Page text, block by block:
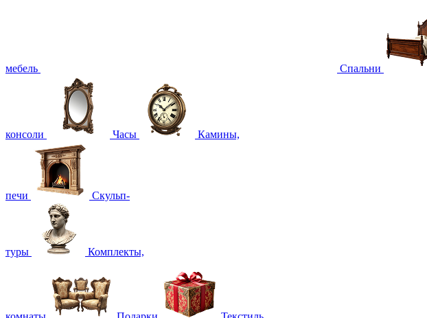
мебель Спальни
консоли Часы Камины,
печи Скульп-
туры Комплекты,